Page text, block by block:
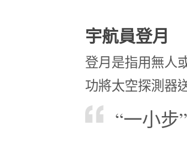
宇航員登月
登月是指用無人
功將太空探測器
“一小